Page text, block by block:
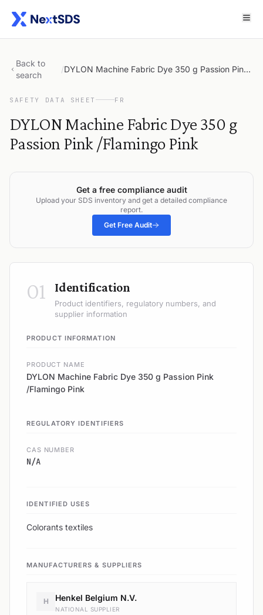
Back to
search
/ DYLON Machine Fabric Dye 350 g Passion Pink /Flamingo Pink
SAFETY DATA SHEET FR
DYLON Machine Fabric Dye 350 g
Passion Pink /Flamingo Pink
Get a free compliance audit
Upload your SDS inventory and get a detailed compliance
report.
Get Free Audit
01 Identification
Product identifiers, regulatory numbers, and
supplier information
PRODUCT INFORMATION
PRODUCT NAME
DYLON Machine Fabric Dye 350 g Passion Pink
/Flamingo Pink
REGULATORY IDENTIFIERS
CAS NUMBER
N/A
IDENTIFIED USES
Colorants textiles
MANUFACTURERS & SUPPLIERS
H Henkel Belgium N.V.
NATIONAL SUPPLIER